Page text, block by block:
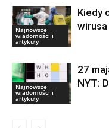
Najnowsze
wiadomości i
artykuły
Kiedy
wirusa
Najnowsze
wiadomości i
artykuły
27
NYT: